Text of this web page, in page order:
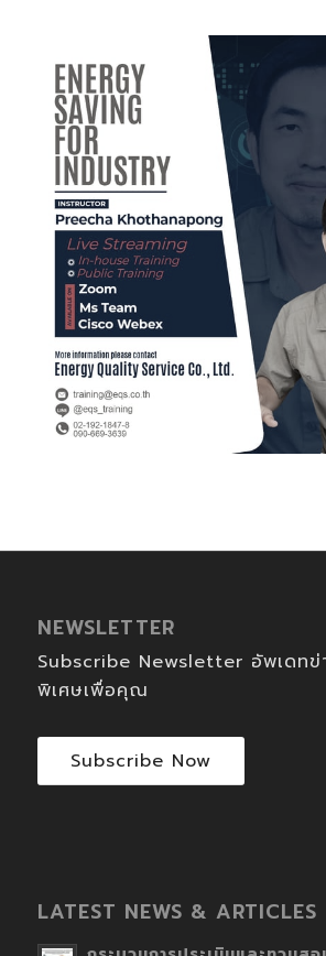
NEWSLETTER
Subscribe Newsletter อัพเดทข่
พิเศษเพื่อคุณ
Subscribe Now
LATEST NEWS & ARTICLES